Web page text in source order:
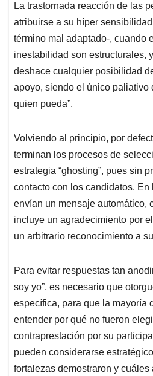
La trastornada reacción de las
atribuirse a su híper
término mal adaptado-, cuando
inestabilidad son estructurales,
deshace cualquier posibilidad
apoyo, siendo el único paliativo
quien pueda”.
Volviendo al principio, por
terminan los procesos de
estrategia “ghosting”, pues sin
contacto con los candidatos. En
envían un mensaje automático,
incluye un agradecimiento por
un arbitrario reconocimiento a
Para evitar respuestas tan
soy yo”, es necesario que
específica, para que la mayoría
entender por qué no fueron
contraprestación por su
pueden considerarse
fortalezas demostraron y